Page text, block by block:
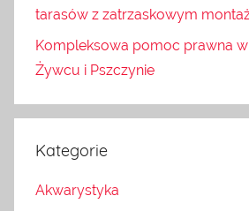
tarasów z zatrzaskowym
Kompleksowa pomoc prawna w
Żywcu i Pszczynie
Kategorie
Akwarystyka